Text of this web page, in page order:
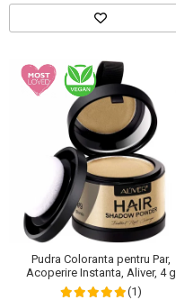
Pudra Coloranta pentru Par,
Acoperire Instanta, Aliver, 4 g
(1)